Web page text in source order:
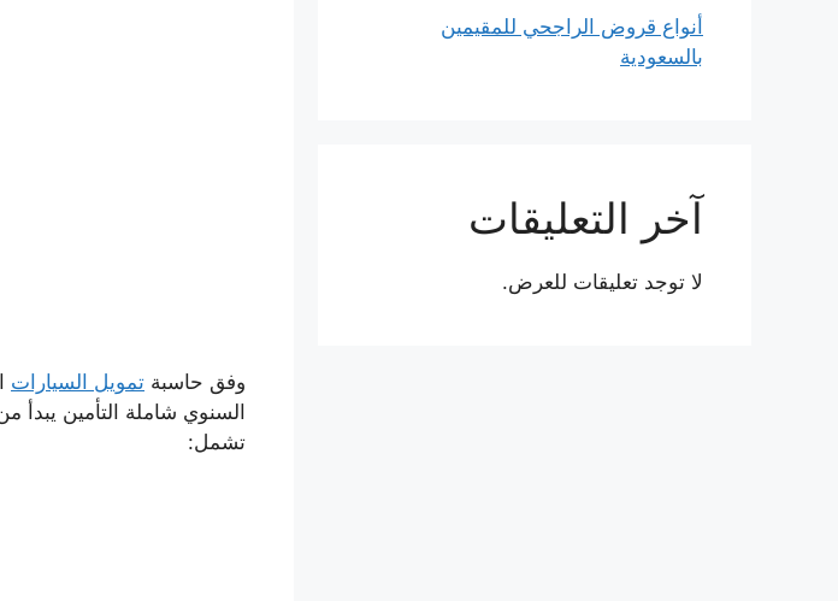
وفق حاسبة تمويل السيارات
تشمل:
أنواع قروض الراجحي للمقيمين
بالسعودية
آخر التعليقات
لا توجد تعليقات للعرض.